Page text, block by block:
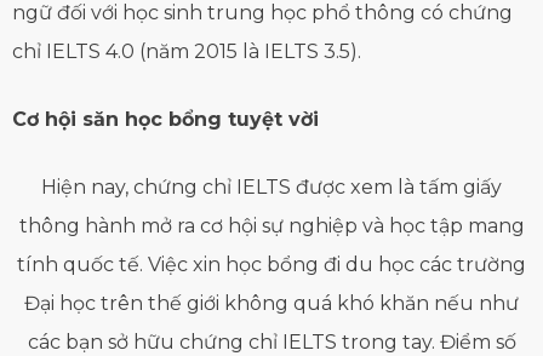
ngữ đối với học sinh trung học phổ thông có chứng
chỉ IELTS 4.0 (năm 2015 là IELTS 3.5).
Cơ hội săn học bổng tuyệt vời
Hiện nay, chứng chỉ IELTS được xem là tấm giấy
thông hành mở ra cơ hội sự nghiệp và học tập mang
tính quốc tế. Việc xin học bổng đi du học các trường
Đại học trên thế giới không quá khó khăn nếu như
các bạn sở hữu chứng chỉ IELTS trong tay. Điểm số